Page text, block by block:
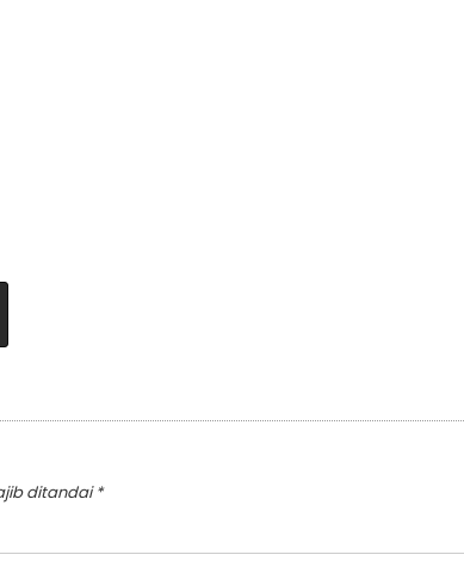
ditandai*